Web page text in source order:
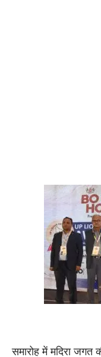
समारोह में मदिरा